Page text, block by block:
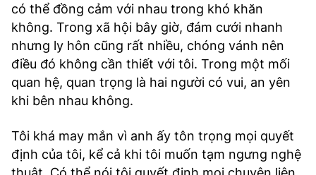
có thể đồng cảm với nhau trong khó khăn
không. Trong xã hội bây giờ, đám cưới nhanh
nhưng ly hôn cũng rất nhiều, chóng vánh nên
điều đó không cần thiết với tôi. Trong một mối
quan hệ, quan trọng là hai người có vui, an yên
khi bên nhau không.
Tôi khá may mắn vì anh ấy tôn trọng mọi quyết
định của tôi, kể cả khi tôi muốn tạm ngưng nghệ